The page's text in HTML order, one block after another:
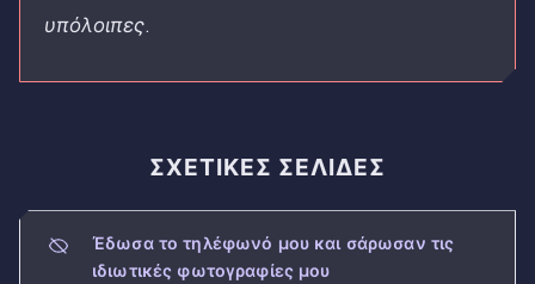
υπόλοιπες.
ΣΧΕΤΙΚΈΣ ΣΕΛΊΔΕΣ
Έδωσα το τηλέφωνό μου και σάρωσαν τις
ιδιωτικές φωτογραφίες μου